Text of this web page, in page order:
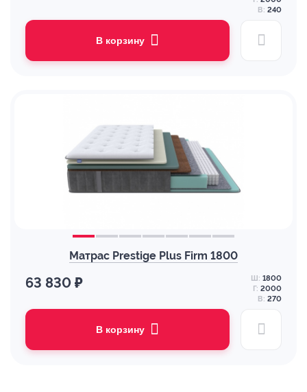
В: 240
В корзину
Матрас Prestige Plus Firm 1800
63 830 ₽ Ш: 1800
Г: 2000
В: 270
В корзину